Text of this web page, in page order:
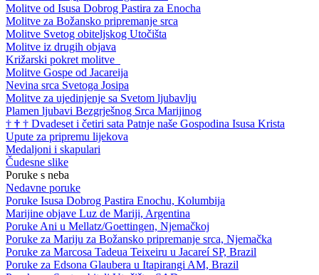
Molitve od Isusa Dobrog Pastira za Enocha
Molitve za Božansko pripremanje srca
Molitve Svetog obiteljskog Utočišta
Molitve iz drugih objava
Križarski pokret molitve
Molitve Gospe od Jacareija
Nevina srca Svetoga Josipa
Molitve za ujedinjenje sa Svetom ljubavlju
Plamen ljubavi Bezgrješnog Srca Marijinog
† † † Dvadeset i četiri sata Patnje naše Gospodina Isusa Krista
Upute za pripremu lijekova
Medaljoni i skapulari
Čudesne slike
Poruke s neba
Nedavne poruke
Poruke Isusa Dobrog Pastira Enochu, Kolumbija
Marijine objave Luz de Mariji, Argentina
Poruke Ani u Mellatz/Goettingen, Njemačkoj
Poruke za Mariju za Božansko pripremanje srca, Njemačka
Poruke za Marcosa Tadeua Teixeiru u Jacareí SP, Brazil
Poruke za Edsona Glaubera u Itapirangi AM, Brazil